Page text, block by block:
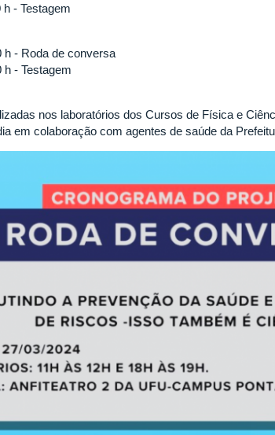
h - Testagem
h - Roda de conversa
h - Testagem
nos laboratórios dos Cursos de Física e
em colaboração com agentes de saúde da